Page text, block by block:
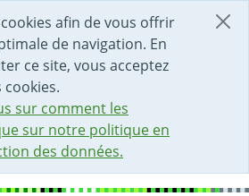
afin de vous offrir
de navigation. En
ce site, vous acceptez
sur comment les
sur notre politique en
des données.
DE LA PAGE
RECHERCHE